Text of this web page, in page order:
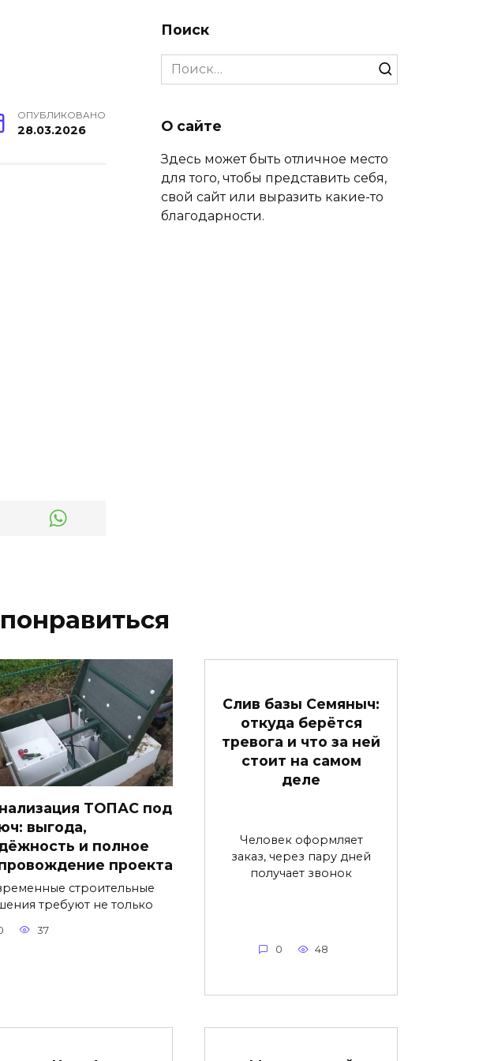
ОПУБЛИКОВАНО
28.03.2026
Поиск
Search
for:
О сайте
Здесь может быть отличное место
для того, чтобы представить себя,
свой сайт или выразить какие-то
благодарности.
ТОПАС под
выгода,
и полное
проекта
строительные
требуют не только
37
Слив базы Семяныч:
откуда берётся
тревога и что за ней
стоит на самом
деле
Человек оформляет
заказ, через пару дней
получает звонок
0 48